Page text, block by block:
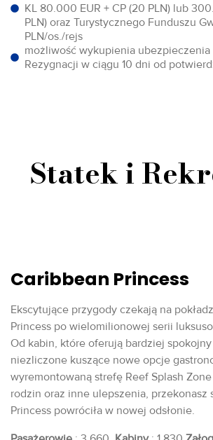
KL 80.000 EUR + CP (20 PLN) lub
PLN) oraz Turystycznego Funduszu
PLN/os./rejs
możliwość wykupienia ubezpieczenia
Rezygnacji w ciągu 10 dni od
Statek i
Caribbean Princess
Ekscytujące przygody czekają na
Princess po wielomilionowej serii
Od kabin, które oferują bardziej
niezliczone kuszące nowe opcje
wyremontowaną strefę Reef Splash
rodzin oraz inne ulepszenia, przekonasz
Princess powróciła w nowej odsłonie.